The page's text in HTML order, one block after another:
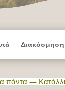
Διακόσμηση
πάντα —